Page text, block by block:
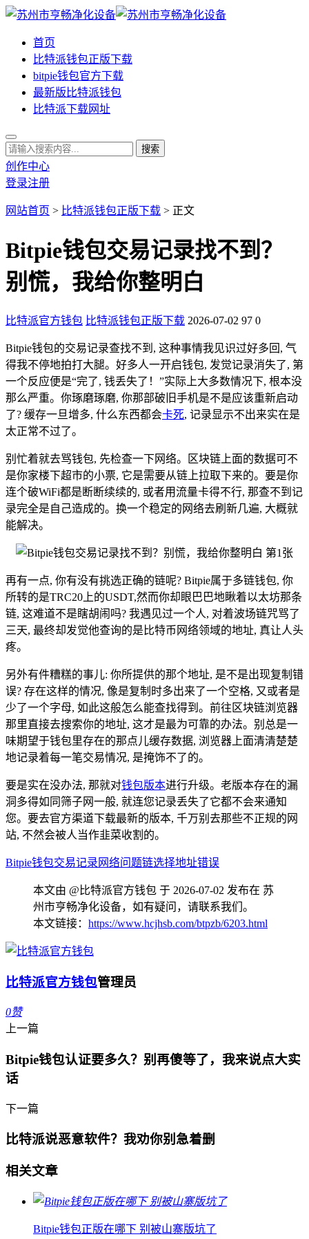
首页
比特派钱包正版下载
bitpie钱包官方下载
最新版比特派钱包
比特派下载网址
创作中心
登录注册
网站首页 > 比特派钱包正版下载 > 正文
Bitpie钱包交易记录找不到？
别慌，我给你整明白
比特派官方钱包 比特派钱包正版下载 2026-07-02 97 0
Bitpie钱包的交易记录查找不到, 这种事情我见识过好多回, 气
得我不停地拍打大腿。好多人一开启钱包, 发觉记录消失了, 第
一个反应便是“完了, 钱丢失了！”实际上大多数情况下, 根本没
那么严重。你琢磨琢磨, 你那部破旧手机是不是应该重新启动
了? 缓存一旦增多, 什么东西都会卡死, 记录显示不出来实在是
太正常不过了。
别忙着就去骂钱包, 先检查一下网络。区块链上面的数据可不
是你家楼下超市的小票, 它是需要从链上拉取下来的。要是你
连个破WiFi都是断断续续的, 或者用流量卡得不行, 那查不到记
录完全是自己造成的。换一个稳定的网络去刷新几遍, 大概就
能解决。
再有一点, 你有没有挑选正确的链呢? Bitpie属于多链钱包, 你
所转的是TRC20上的USDT,然而你却眼巴巴地瞅着以太坊那条
链, 这难道不是瞎胡闹吗? 我遇见过一个人, 对着波场链咒骂了
三天, 最终却发觉他查询的是比特币网络领域的地址, 真让人头
疼。
另外有件糟糕的事儿: 你所提供的那个地址, 是不是出现复制错
误? 存在这样的情况, 像是复制时多出来了一个空格, 又或者是
少了一个字母, 如此这般怎么能查找得到。前往区块链浏览器
那里直接去搜索你的地址, 这才是最为可靠的办法。别总是一
味期望于钱包里存在的那点儿缓存数据, 浏览器上面清清楚楚
地记录着每一笔交易情况, 是掩饰不了的。
要是实在没办法, 那就对钱包版本进行升级。老版本存在的漏
洞多得如同筛子网一般, 就连您记录丢失了它都不会来通知
您。要去官方渠道下载最新的版本, 千万别去那些不正规的网
站, 不然会被人当作韭菜收割的。
Bitpie钱包交易记录 网络问题链选择地址错误
本文由 @比特派官方钱包 于 2026-07-02 发布在 苏
州市亨畅净化设备，如有疑问，请联系我们。
本文链接： https://www.hcjhsb.com/btpzb/6203.html
比特派官方钱包管理员
0赞
上一篇
Bitpie钱包认证要多久？别再傻等了，我来说点大实
话
下一篇
比特派说恶意软件？我劝你别急着删
相关文章
Bitpie钱包正版在哪下 别被山寨版坑了